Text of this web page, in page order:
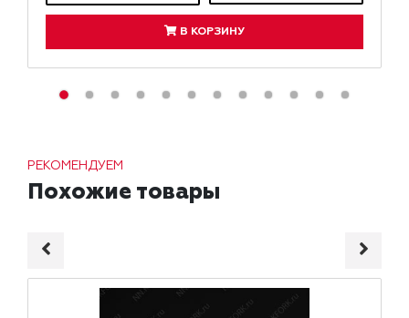
В КОРЗИНУ
РЕКОМЕНДУЕМ
Похожие товары